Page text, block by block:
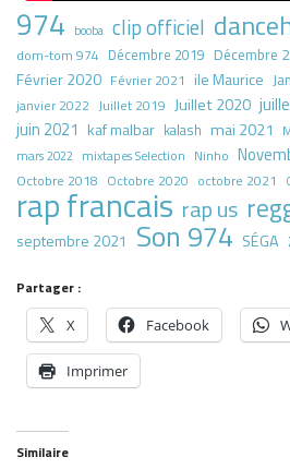
974 booba clip officiel
dom-tom 974 Décembre 2019 Décembre
Février 2020 Février 2021 ile Maurice
janvier 2022 Juillet 2019 Juillet 2020
juin 2021 kaf malbar kalash mai 2021
mars 2022 mixtapes Selection Ninho
Octobre 2018 Octobre 2020 octobre 2021
rap francais rap us
septembre 2021 Son 974 SÉGA
Partager :
X Facebook
Imprimer
Similaire